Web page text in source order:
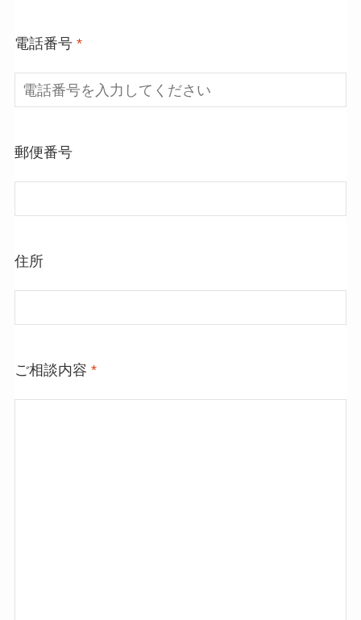
電話番号*
郵便番号
住所
ご相談内容 *